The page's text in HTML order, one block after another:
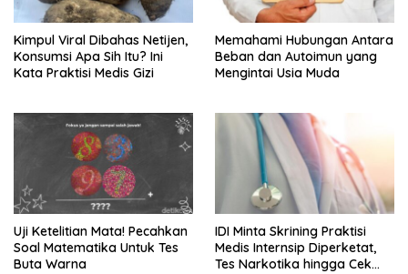
Kimpul Viral Dibahas Netijen,
Konsumsi Apa Sih Itu? Ini
Kata Praktisi Medis Gizi
Memahami Hubungan Antara
Beban dan Autoimun yang
Mengintai Usia Muda
Uji Ketelitian Mata! Pecahkan
Soal Matematika Untuk Tes
Buta Warna
IDI Minta Skrining Praktisi
Medis Internsip Diperketat,
Tes Narkotika hingga Cek